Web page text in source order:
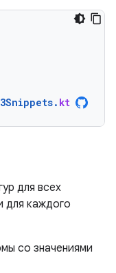
. kt
для всех
для каждого
со значениями